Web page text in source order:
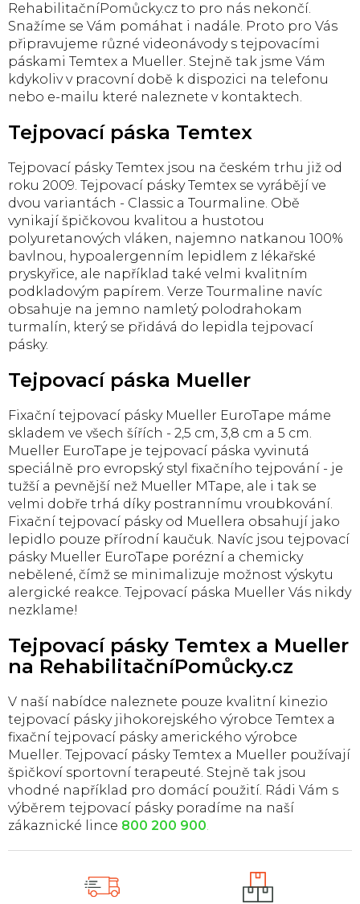
RehabilitačníPomůcky.cz to pro nás nekončí.
Snažíme se Vám pomáhat i nadále. Proto pro Vás
připravujeme různé videonávody s tejpovacími
páskami Temtex a Mueller. Stejně tak jsme Vám
kdykoliv v pracovní době k dispozici na telefonu
nebo e-mailu které naleznete v kontaktech.
Tejpovací páska Temtex
Tejpovací pásky Temtex jsou na českém trhu již od
roku 2009. Tejpovací pásky Temtex se vyrábějí ve
dvou variantách - Classic a Tourmaline. Obě
vynikají špičkovou kvalitou a hustotou
polyuretanových vláken, najemno natkanou 100%
bavlnou, hypoalergenním lepidlem z lékařské
pryskyřice, ale například také velmi kvalitním
podkladovým papírem. Verze Tourmaline navíc
obsahuje na jemno namletý polodrahokam
turmalín, který se přidává do lepidla tejpovací
pásky.
Tejpovací páska Mueller
Fixační tejpovací pásky Mueller EuroTape máme
skladem ve všech šířích - 2,5 cm, 3,8 cm a 5 cm.
Mueller EuroTape je tejpovací páska vyvinutá
speciálně pro evropský styl fixačního tejpování - je
tužší a pevnější než Mueller MTape, ale i tak se
velmi dobře trhá díky postrannímu vroubkování.
Fixační tejpovací pásky od Muellera obsahují jako
lepidlo pouze přírodní kaučuk. Navíc jsou tejpovací
pásky Mueller EuroTape porézní a chemicky
nebělené, čímž se minimalizuje možnost výskytu
alergické reakce. Tejpovací páska Mueller Vás nikdy
nezklame!
Tejpovací pásky Temtex a Mueller
na RehabilitačníPomůcky.cz
V naší nabídce naleznete pouze kvalitní kinezio
tejpovací pásky jihokorejského výrobce Temtex a
fixační tejpovací pásky amerického výrobce
Mueller. Tejpovací pásky Temtex a Mueller používají
špičkoví sportovní terapeuté. Stejně tak jsou
vhodné například pro domácí použití. Rádi Vám s
výběrem tejpovací pásky poradíme na naší
zákaznické lince 800 200 900